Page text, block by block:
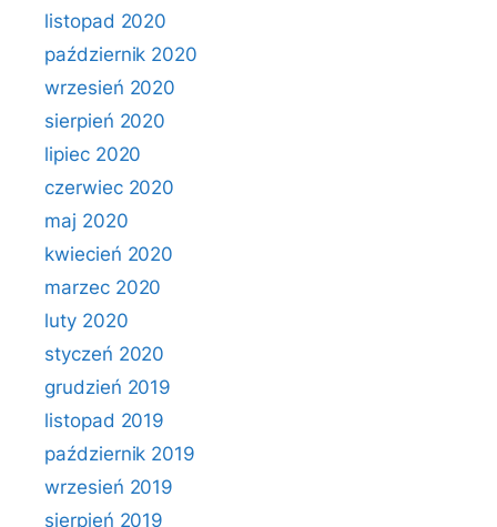
listopad 2020
październik 2020
wrzesień 2020
sierpień 2020
lipiec 2020
czerwiec 2020
maj 2020
kwiecień 2020
marzec 2020
luty 2020
styczeń 2020
grudzień 2019
listopad 2019
październik 2019
wrzesień 2019
sierpień 2019